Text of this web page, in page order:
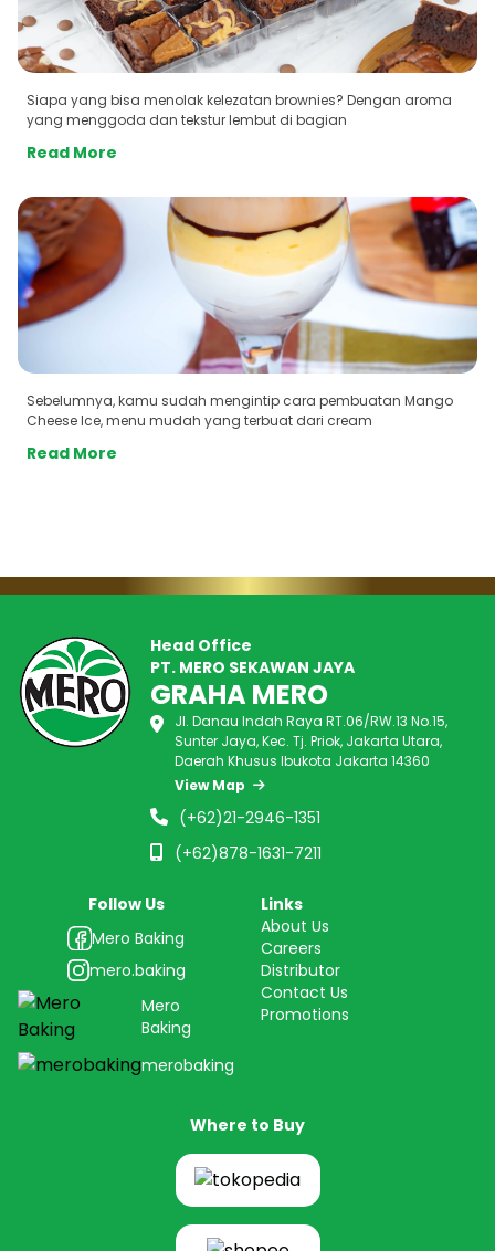
Siapa yang bisa menolak kelezatan brownies? Dengan aroma
yang menggoda dan tekstur lembut di bagian
Read More
Sebelumnya, kamu sudah mengintip cara pembuatan Mango
Cheese Ice, menu mudah yang terbuat dari cream
Read More
Head Office
PT. MERO SEKAWAN JAYA
GRAHA MERO
Jl. Danau Indah Raya RT.06/RW.13 No.15,
Sunter Jaya, Kec. Tj. Priok, Jakarta Utara,
Daerah Khusus Ibukota Jakarta 14360
View Map
(+62)21-2946-1351
(+62)878-1631-7211
Follow Us
Mero Baking
mero.baking
Mero
Baking
merobaking
Links
About Us
Careers
Distributor
Contact Us
Promotions
Where to Buy